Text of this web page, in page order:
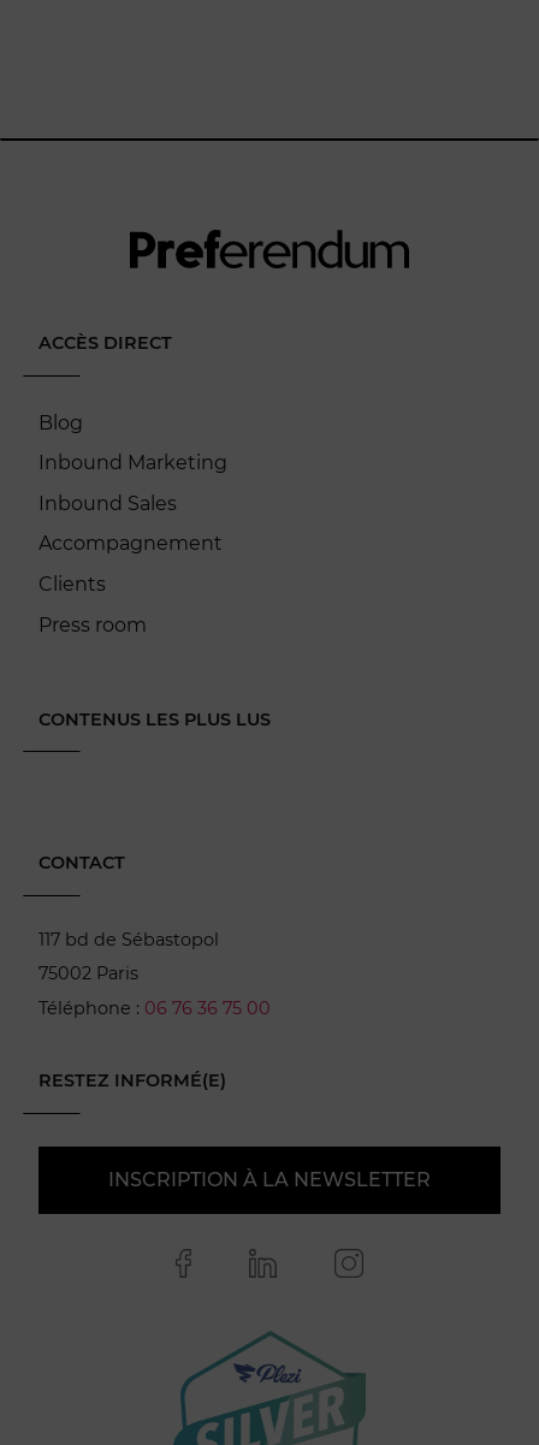
ACCÈS DIRECT
Blog
Inbound Marketing
Inbound Sales
Accompagnement
Clients
Press room
CONTENUS LES PLUS LUS
CONTACT
117 bd de Sébastopol
75002 Paris
Téléphone : 06 76 36 75 00
RESTEZ INFORMÉ(E)
INSCRIPTION À LA NEWSLETTER